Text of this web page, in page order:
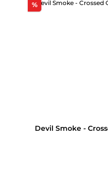
%Rabatt
Devil Smoke -